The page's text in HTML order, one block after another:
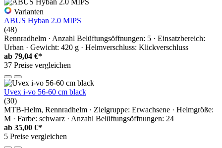
Varianten
ABUS Hyban 2.0 MIPS
(48)
Rennradhelm · Anzahl Belüftungsöffnungen: 5 · Einsatzbereich:
Urban · Gewicht: 420 g · Helmverschluss: Klickverschluss
ab 79,04 €*
37 Preise vergleichen
Uvex i-vo 56-60 cm black
(30)
MTB-Helm, Rennradhelm · Zielgruppe: Erwachsene · Helmgröße:
M · Farbe: schwarz · Anzahl Belüftungsöffnungen: 24
ab 35,00 €*
5 Preise vergleichen